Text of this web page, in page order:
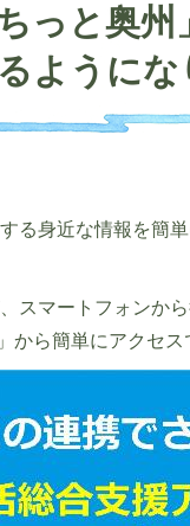
っと奥州
ようにな
る身近な情報を簡
スマートフォンか
から簡単にアクセス